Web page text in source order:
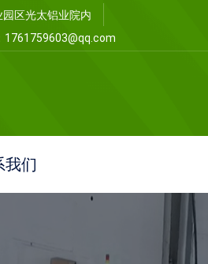
区光太铝业院内
1761759603@qq.com
我们